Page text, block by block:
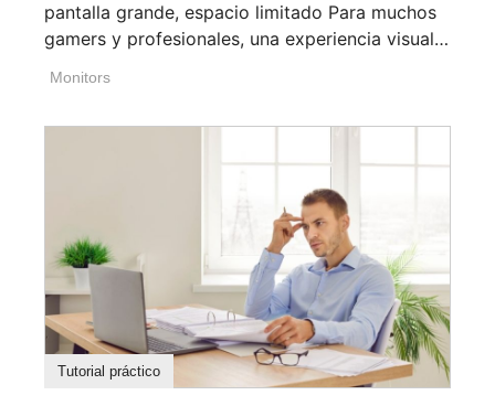
pantalla grande, espacio limitado Para muchos
gamers y profesionales, una experiencia visual
Monitors
Tutorial práctico